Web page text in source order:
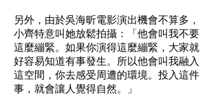
另外，由於吳海昕電影演出機會不算多，
小齊特意叫她放鬆拍攝：「他會叫我不要
這麼繃緊。如果你演得這麼繃緊，大家就
好容易知道有事發生。所以他會叫我融入
這空間，你去感受周遭的環境。投入這件
事，就會讓人覺得自然。」